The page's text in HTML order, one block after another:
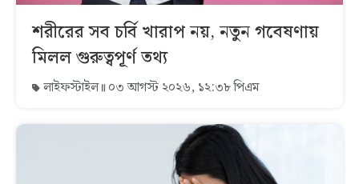
শরীরের সব চর্বি খারাপ নয়, নতুন গবেষণায়
মিলল গুরুত্বপূর্ণ তথ্য
লাইফস্টাইল ০৩ আগস্ট ২০২৬, ১২:৩৮ পিএম